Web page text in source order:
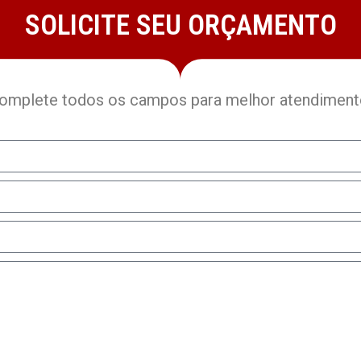
SOLICITE SEU ORÇAMENTO
todos os campos para melhor